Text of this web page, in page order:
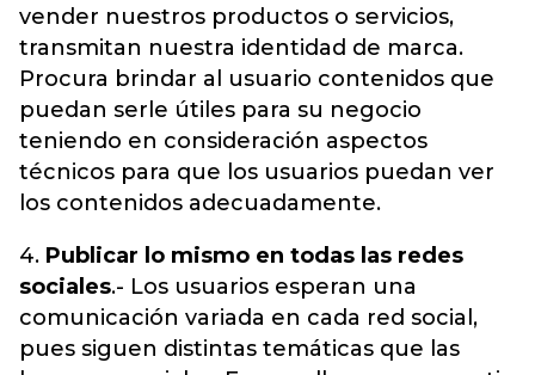
vender nuestros productos o servicios,
transmitan nuestra identidad de marca.
Procura brindar al usuario contenidos que
puedan serle útiles para su negocio
teniendo en consideración aspectos
técnicos para que los usuarios puedan ver
los contenidos adecuadamente.
4. Publicar lo mismo en todas las redes
sociales.- Los usuarios esperan una
comunicación variada en cada red social,
pues siguen distintas temáticas que las